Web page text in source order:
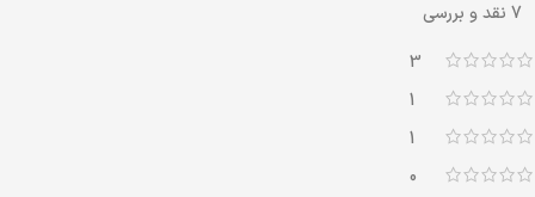
7 نقد و بررسی
3
1
1
0